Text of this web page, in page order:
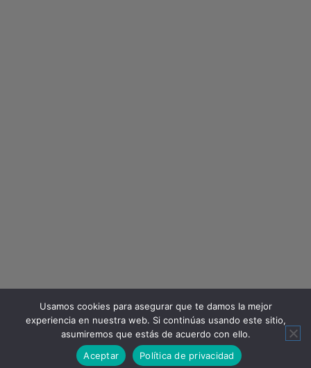
Usamos cookies para asegurar que te damos la mejor
experiencia en nuestra web. Si continúas usando este sitio,
asumiremos que estás de acuerdo con ello.
Aceptar
Política de privacidad